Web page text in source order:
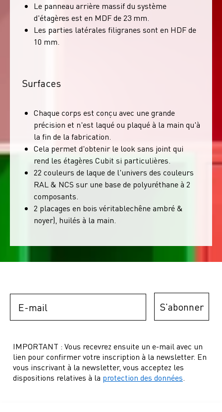
Le panneau arrière massif du système
d'étagères est en MDF de 23 mm.
Les parties latérales filigranes sont en HDF de
10 mm.
Surfaces
Chaque corps est conçu avec une grande
précision et n'est laqué ou plaqué à la main qu'à
la fin de la fabrication.
Cela permet d'obtenir le look sans joint qui
rend les étagères Cubit si particulières.
22 couleurs de laque de l'univers des couleurs
RAL & NCS sur une base de polyuréthane à 2
composants.
2 placages en bois véritablechêne ambré &
noyer), huilés à la main.
S'abonner
IMPORTANT : Vous recevrez ensuite un e-mail avec un
lien pour confirmer votre inscription à la newsletter. En
vous inscrivant à la newsletter, vous acceptez les
dispositions relatives à la protection des données.